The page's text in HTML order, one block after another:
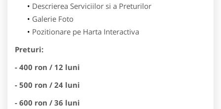
Descrierea Serviciilor si a Preturilor
Galerie Foto
Pozitionare pe Harta Interactiva
Preturi:
- 400 ron / 12 luni
- 500 ron / 24 luni
- 600 ron / 36 luni